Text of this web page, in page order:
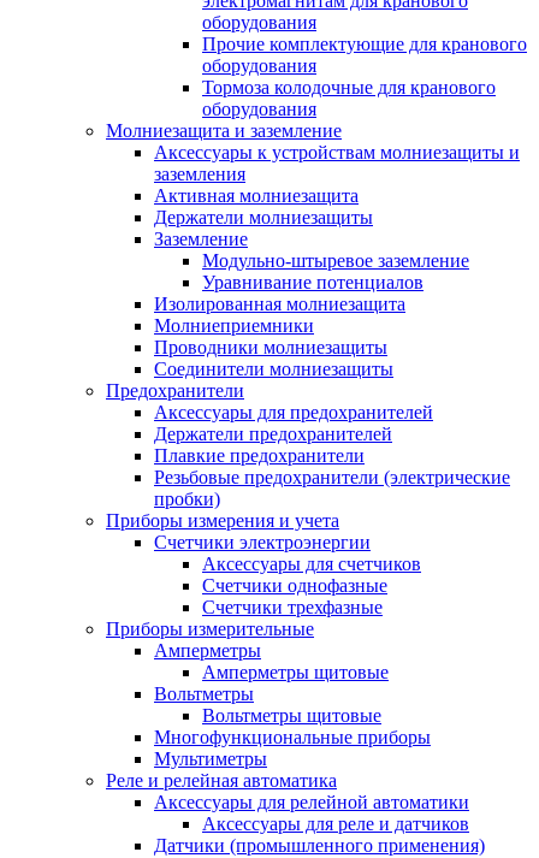
оборудования
Прочие комплектующие для кранового
оборудования
Тормоза колодочные для кранового
оборудования
Молниезащита и заземление
Аксессуары к устройствам молниезащиты и
заземления
Активная молниезащита
Держатели молниезащиты
Заземление
Модульно-штыревое заземление
Уравнивание потенциалов
Изолированная молниезащита
Молниеприемники
Проводники молниезащиты
Соединители молниезащиты
Предохранители
Аксессуары для предохранителей
Держатели предохранителей
Плавкие предохранители
Резьбовые предохранители (электрические
пробки)
Приборы измерения и учета
Счетчики электроэнергии
Аксессуары для счетчиков
Счетчики однофазные
Счетчики трехфазные
Приборы измерительные
Амперметры
Амперметры щитовые
Вольтметры
Вольтметры щитовые
Многофункциональные приборы
Мультиметры
Реле и релейная автоматика
Аксессуары для релейной автоматики
Аксессуары для реле и датчиков
Датчики (промышленного применения)